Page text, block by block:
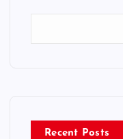
Recent Posts